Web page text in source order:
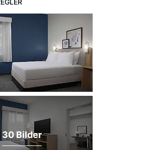
30 Bilder